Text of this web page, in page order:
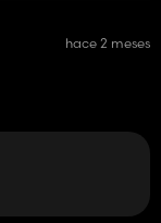
hace 2 meses